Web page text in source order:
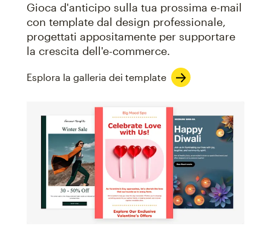
Gioca d'anticipo sulla tua prossima e-mail
con template dal design professionale,
progettati appositamente per supportare
la crescita dell'e-commerce.
Esplora la galleria dei template